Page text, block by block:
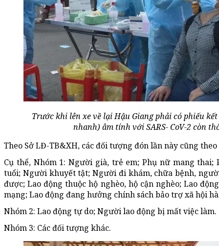
Trước khi lên xe về lại Hậu Giang phải có phiếu
nhanh) âm tính với SARS- CoV-2 còn
Theo Sở LĐ-TB&XH, các đối tượng đón lần này cũng
Cụ thể, Nhóm 1: Người già, trẻ em; Phụ nữ mang
tuổi; Người khuyết tật; Người đi khám, chữa bệnh,
được; Lao động thuộc hộ nghèo, hộ cận nghèo; Lao
mạng; Lao động đang hưởng chính sách bảo trợ xã hội
Nhóm 2: Lao động tự do; Người lao động bị mất việc làm.
Nhóm 3: Các đối tượng khác.